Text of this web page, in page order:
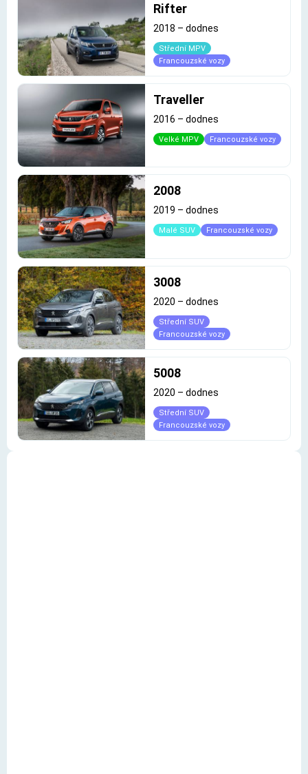
Rifter
2018 – dodnes
Střední MPV
Francouzské vozy
Traveller
2016 – dodnes
Velké MPV Francouzské vozy
2008
2019 – dodnes
Malé SUV Francouzské vozy
3008
2020 – dodnes
Střední SUV
Francouzské vozy
5008
2020 – dodnes
Střední SUV
Francouzské vozy